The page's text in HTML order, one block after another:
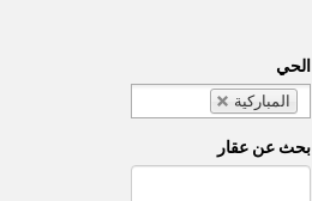
الحي
المباركية
بحث عن عقار